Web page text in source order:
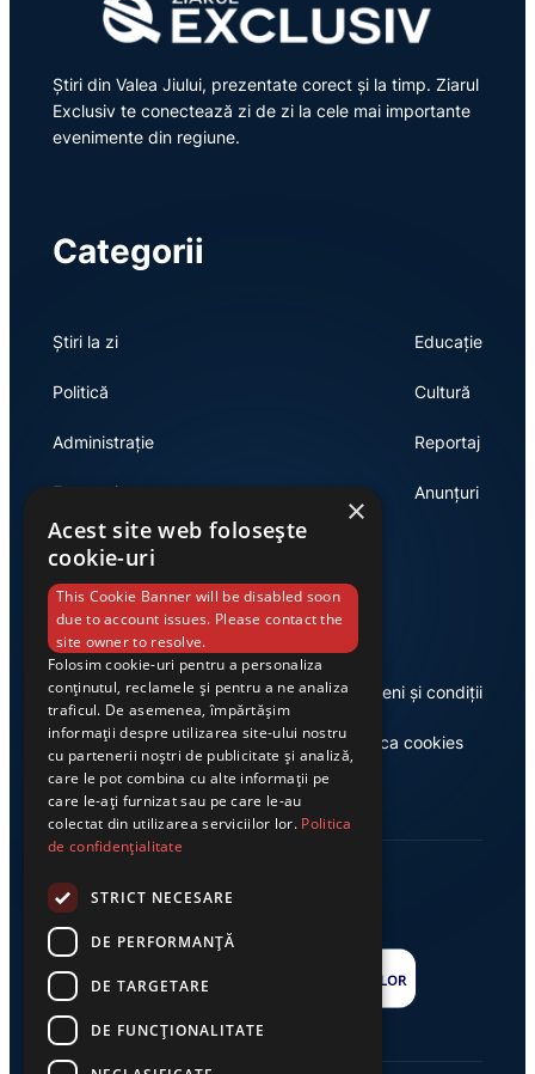
Știri din Valea Jiului, prezentate corect și la timp. Ziarul
Exclusiv te conectează zi de zi la cele mai importante
evenimente din regiune.
Categorii
Știri la zi
Politică
Administrație
Economie
Educație
Cultură
Reportaj
Anunțuri
Link-uri utile
Despre noi
Casa de editură Exclusiv
Termeni și condiții
Politica cookies
×
Acest site web folosește
cookie-uri
This Cookie Banner will be disabled soon
due to account issues. Please contact the
site owner to resolve.
Folosim cookie-uri pentru a personaliza
conținutul, reclamele și pentru a ne analiza
traficul. De asemenea, împărtășim
informații despre utilizarea site-ului nostru
cu partenerii noștri de publicitate și analiză,
care le pot combina cu alte informații pe
care le-ați furnizat sau pe care le-au
colectat din utilizarea serviciilor lor. Politica
de confidențialitate
STRICT NECESARE
DE PERFORMANȚĂ
DE TARGETARE
DE FUNCŢIONALITATE